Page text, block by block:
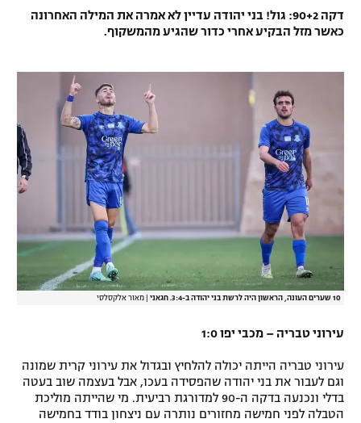
דקה 90+2: גול! בני יהודה עדיין לא אמרה את המילה האחרונה
כאשר מזל הבקיע אחרי כדור שהגיע מהמשקוף.
10 שערים העונה, הראשון היה לרשת בני יהודה ב-3:4. חגאני מאור אלקסלסי
עירוני טבריה – מכבי יפו 1:0
עירוני טבריה הייתה יכולה להלחיץ ובגדול את עירוני קרית שמונה
וגם לעבור את בני יהודה שהפסידה בעכו, אבל בעצמה שוב בעטה
בדלי ונכנעה בדקה ה-90 למדורגת רביעית. מי שהייתה מוליכת
הטבלה לפני חמישה מחזורים נותרה עם ניצחון בודד בחמישה